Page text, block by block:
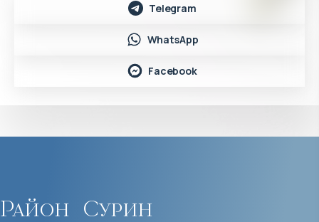
Telegram
WhatsApp
Facebook
Район Сурин